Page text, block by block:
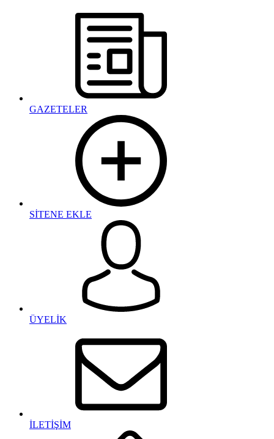
GAZETELER
SİTENE EKLE
ÜYELİK
İLETİŞİM